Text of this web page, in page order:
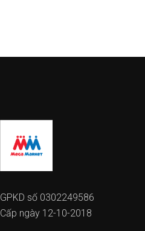
GPKD số 0302249586
Cấp ngày 12-10-2018